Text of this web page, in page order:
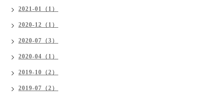
2021-01（1）
2020-12（1）
2020-07（3）
2020-04（1）
2019-10（2）
2019-07（2）